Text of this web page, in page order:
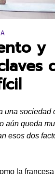
y
una sociedad
aún queda
esos dos
la francesa